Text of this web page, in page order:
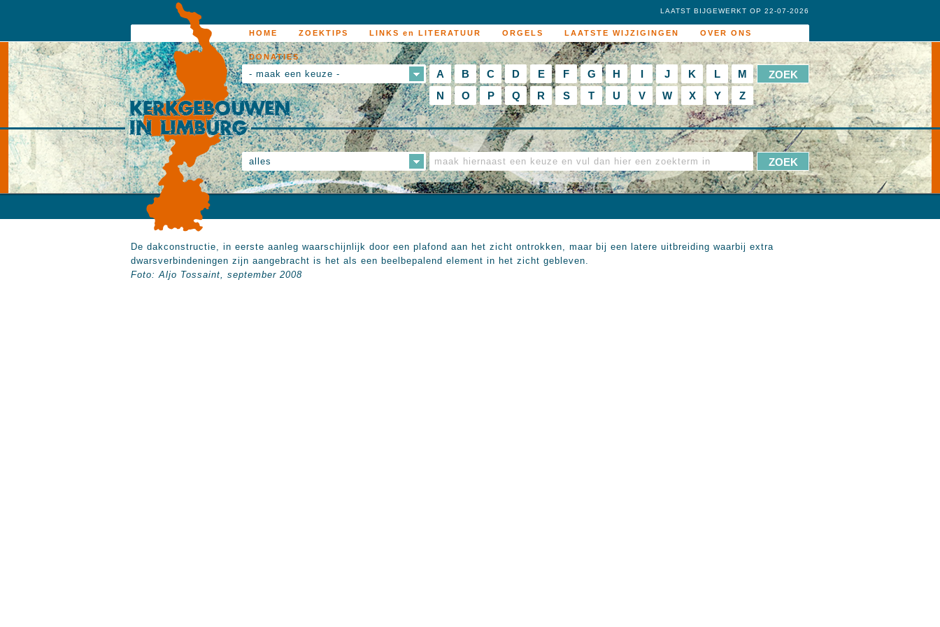
HOME ZOEKTIPS LINKS en LITERATUUR ORGELS LAATSTE WIJZIGINGEN OVER ONS
DONATIES
LAATST BIJGEWERKT OP 22-07-2026
- maak een keuze - A B C D E F G H I J K L
M
N
O P Q R S T U V W X Y Z
alles
De dakconstructie, in eerste aanleg waarschijnlijk door een plafond aan het zicht ontrokken, maar bij een latere uitbreiding waarbij extra
dwarsverbindeningen zijn aangebracht is het als een beelbepalend element in het zicht gebleven.
Foto: Aljo Tossaint, september 2008